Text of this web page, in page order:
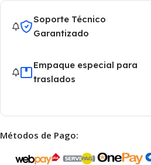
Soporte Técnico
Garantizado
Empaque especial para
traslados
Métodos de Pago: